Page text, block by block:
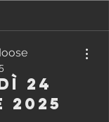
24
2025